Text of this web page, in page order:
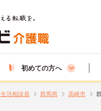
初めての方へ
生活相談員 群馬県 高崎市